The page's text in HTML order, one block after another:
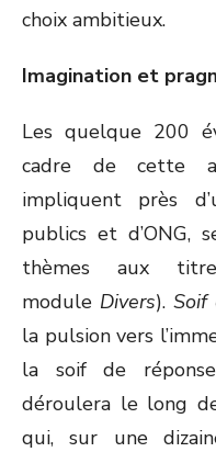
choix ambitieux.
Imagination et
Les quelque 200
cadre de cette
impliquent près
publics et d’ONG,
thèmes aux
module Divers). Soif
la pulsion vers
la soif de
déroulera le long
qui, sur une